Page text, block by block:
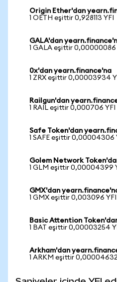
Origin Ether'dan
1 OETH eşittir 0,928113 YFI
GALA'dan
1 GALA eşittir 0,00000086
0x'dan yearn.finance'na
1 ZRX eşittir 0,00003934
Railgun'dan
1 RAIL eşittir 0,000706 YFI
Safe Token'dan
1 SAFE eşittir 0,00004306
Golem Network
1 GLM eşittir 0,00004399
GMX'dan
1 GMX eşittir 0,003096 YFI
Basic Attention
1 BAT eşittir 0,00003254
Arkham'dan
1 ARKM eşittir 0,00004632